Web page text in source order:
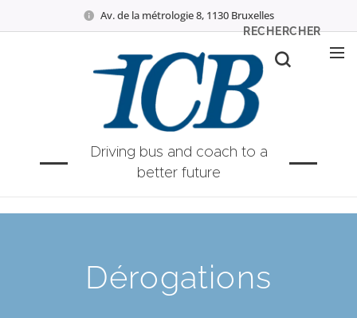
Av. de la métrologie 8, 1130 Bruxelles
Driving bus and coach to a
better future
RECHERCHER
Dérogations